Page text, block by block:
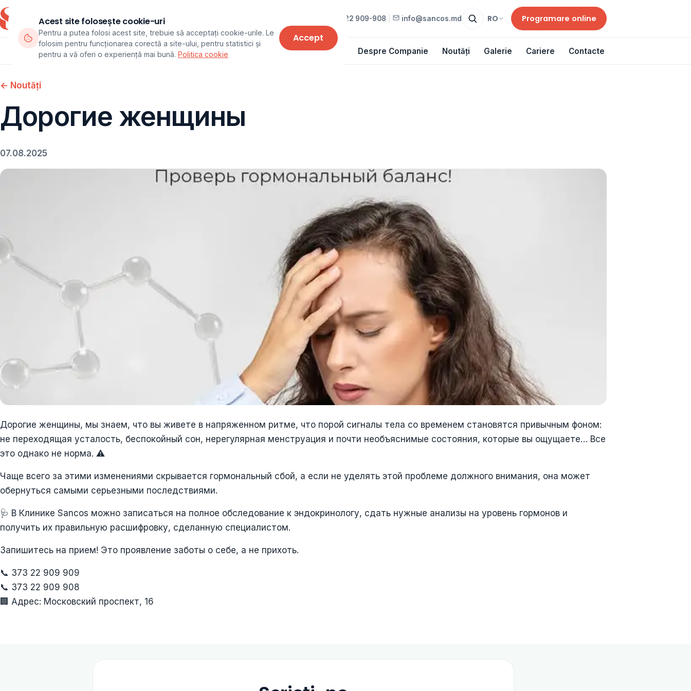
022 909-908 info@sancos.md RO Programare online
Departamente Echipa Pachete Cursuri Lista de prețuri Despre Companie Noutăți Galerie Cariere Contacte
← Noutăți
Дорогие женщины
07.08.2025
Дорогие женщины, мы знаем, что вы живете в напряженном ритме, что порой сигналы тела со временем становятся привычным фоном:
не переходящая усталость, беспокойный сон, нерегулярная менструация и почти необъяснимые состояния, которые вы ощущаете… Все
это однако не норма. ⚠️
Чаще всего за этими изменениями скрывается гормональный сбой, а если не уделять этой проблеме должного внимания, она может
обернуться самыми серьезными последствиями.
🩺 В Клинике Sancos можно записаться на полное обследование к эндокринологу, сдать нужные анализы на уровень гормонов и
получить их правильную расшифровку, сделанную специалистом.
Запишитесь на прием! Это проявление заботы о себе, а не прихоть.
📞 373 22 909 909
📞 373 22 909 908
🏢 Адрес: Московский проспект, 16
Acest site folosește cookie-uri
Pentru a putea folosi acest site, trebuie să acceptați cookie-urile. Le
folosim pentru funcționarea corectă a site-ului, pentru statistici și
pentru a vă oferi o experiență mai bună.Politica cookie
Accept